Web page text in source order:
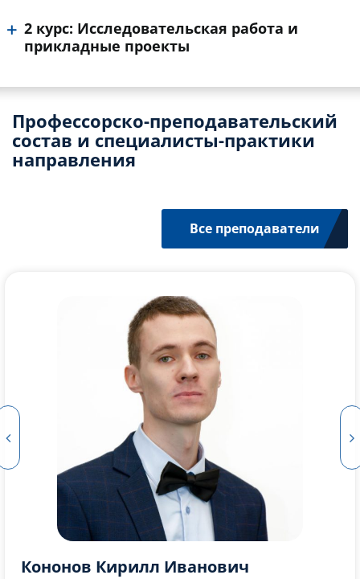
2 курс: Исследовательская работа и
прикладные проекты
Профессорско-преподавательский
состав и специалисты-практики
направления
Все преподаватели
Шония Карина Нугзаровна